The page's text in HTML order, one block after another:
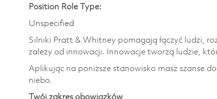
Position Role Type:
Unspecified
Silniki Pratt & Whitney pomagają łączyć ludzi,
zależy od innowacji. Innowacje tworzą ludzie,
Aplikując na poniższe stanowisko masz szanse
niebo.
Twój zakres obowiązków